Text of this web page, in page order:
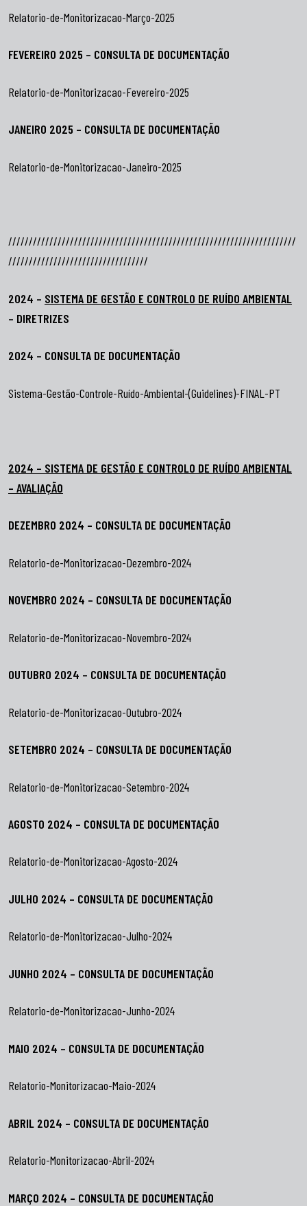
Relatorio-de-Monitorizacao-Março-2025
FEVEREIRO 2025 – CONSULTA DE DOCUMENTAÇÃO
Relatorio-de-Monitorizacao-Fevereiro-2025
JANEIRO 2025 – CONSULTA DE DOCUMENTAÇÃO
Relatorio-de-Monitorizacao-Janeiro-2025
//////////////////////////////////////////////////////////////////////
//////////////////////////////////
2024 – SISTEMA DE GESTÃO E CONTROLO DE RUÍDO AMBIENTAL
– DIRETRIZES
2024 – CONSULTA DE DOCUMENTAÇÃO
Sistema-Gestão-Controle-Ruído-Ambiental-(Guidelines)-FINAL-PT
2024 – SISTEMA DE GESTÃO E CONTROLO DE RUÍDO AMBIENTAL
– AVALIAÇÃO
DEZEMBRO 2024 – CONSULTA DE DOCUMENTAÇÃO
Relatorio-de-Monitorizacao-Dezembro-2024
NOVEMBRO 2024 – CONSULTA DE DOCUMENTAÇÃO
Relatorio-de-Monitorizacao-Novembro-2024
OUTUBRO 2024 – CONSULTA DE DOCUMENTAÇÃO
Relatorio-de-Monitorizacao-Outubro-2024
SETEMBRO 2024 – CONSULTA DE DOCUMENTAÇÃO
Relatorio-de-Monitorizacao-Setembro-2024
AGOSTO 2024 – CONSULTA DE DOCUMENTAÇÃO
Relatorio-de-Monitorizacao-Agosto-2024
JULHO 2024 – CONSULTA DE DOCUMENTAÇÃO
Relatorio-de-Monitorizacao-Julho-2024
JUNHO 2024 – CONSULTA DE DOCUMENTAÇÃO
Relatorio-de-Monitorizacao-Junho-2024
MAIO 2024 – CONSULTA DE DOCUMENTAÇÃO
Relatorio-Monitorizacao-Maio-2024
ABRIL 2024 – CONSULTA DE DOCUMENTAÇÃO
Relatorio-Monitorizacao-Abril-2024
MARÇO 2024 – CONSULTA DE DOCUMENTAÇÃO